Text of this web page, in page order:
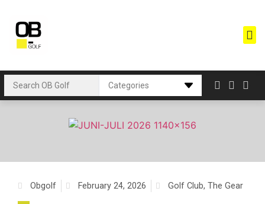
Obgolf February 24, 2026 Golf Club, The Gear